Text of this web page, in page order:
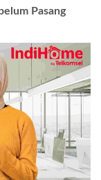
Pasang